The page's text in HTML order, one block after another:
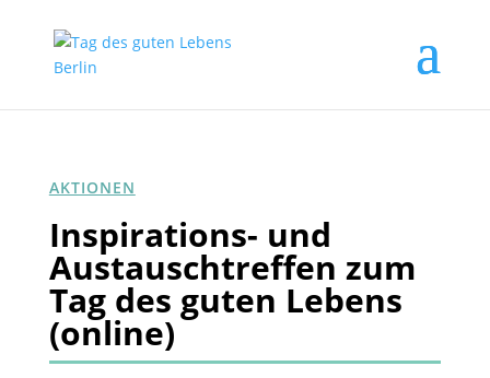
AKTIONEN
Inspirations- und
Austauschtreffen zum
Tag des guten Lebens
(online)